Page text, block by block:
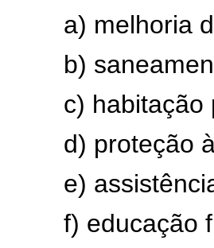
a) melhoria
b)
c) habitação
d) proteção à
e) assistência
f) educação